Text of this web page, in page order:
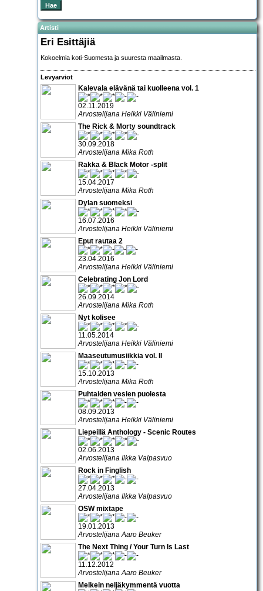
Artisti
Eri Esittäjiä
Kokoelmia koti-Suomesta ja suuresta maailmasta.
Levyarviot
Kalevala elävänä tai kuolleena vol. 1
02.11.2019
Arvostelijana Heikki Väliniemi
The Rick & Morty soundtrack
30.09.2018
Arvostelijana Mika Roth
Rakka & Black Motor -split
15.04.2017
Arvostelijana Mika Roth
Dylan suomeksi
16.07.2016
Arvostelijana Heikki Väliniemi
Eput rautaa 2
23.04.2016
Arvostelijana Heikki Väliniemi
Celebrating Jon Lord
26.09.2014
Arvostelijana Mika Roth
Nyt kolisee
11.05.2014
Arvostelijana Heikki Väliniemi
Maaseutumusiikkia vol. II
15.10.2013
Arvostelijana Mika Roth
Puhtaiden vesien puolesta
08.09.2013
Arvostelijana Heikki Väliniemi
Liepeillä Anthology - Scenic Routes
02.06.2013
Arvostelijana Ilkka Valpasvuo
Rock in Finglish
27.04.2013
Arvostelijana Ilkka Valpasvuo
OSW mixtape
19.01.2013
Arvostelijana Aaro Beuker
The Next Thing / Your Turn Is Last
11.12.2012
Arvostelijana Aaro Beuker
Melkein neljäkymmentä vuotta